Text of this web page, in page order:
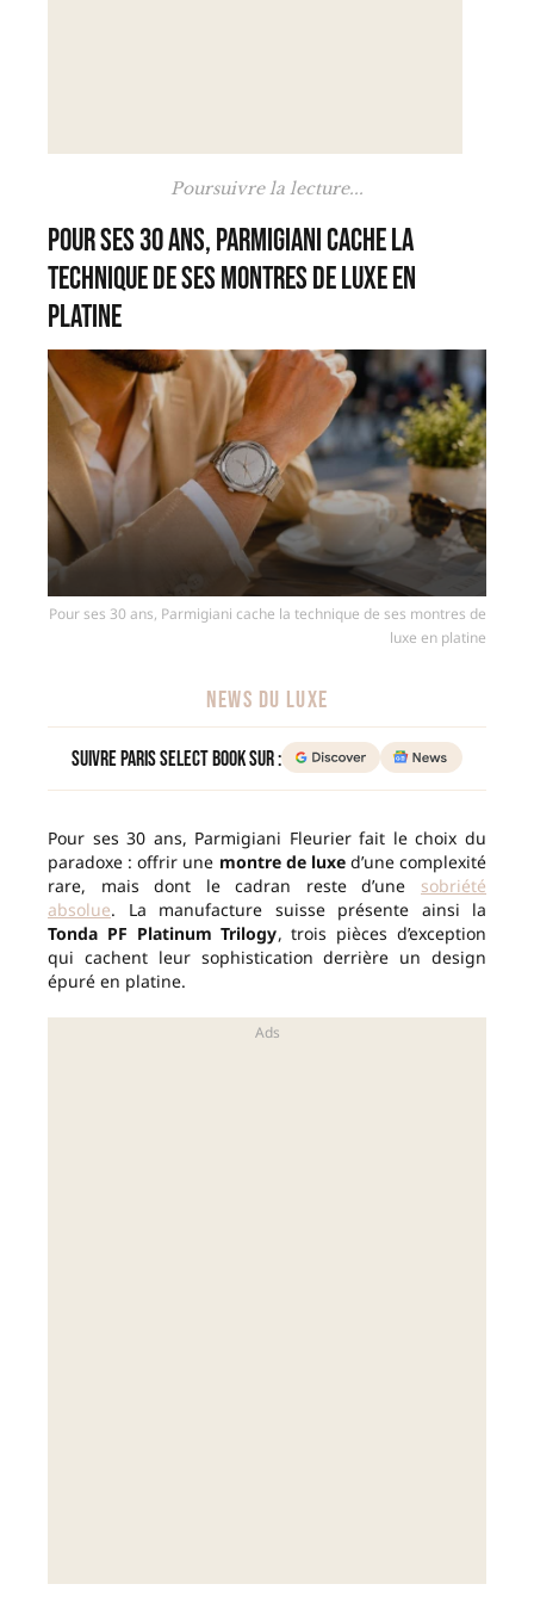
Poursuivre la lecture...
Pour ses 30 ans, Parmigiani cache la
technique de ses montres de luxe en
platine
Pour ses 30 ans, Parmigiani cache la technique de ses montres de
luxe en platine
NEWS DU LUXE
Suivre Paris Select Book sur :
Pour ses 30 ans, Parmigiani Fleurier fait le choix du
paradoxe : offrir une montre de luxed’une complexité
rare, mais dont le cadran reste d’une sobriété
absolue. La manufacture suisse présente ainsi la
Tonda PF Platinum Trilogy, trois pièces d’exception
qui cachent leur sophistication derrière un design
épuré en platine.